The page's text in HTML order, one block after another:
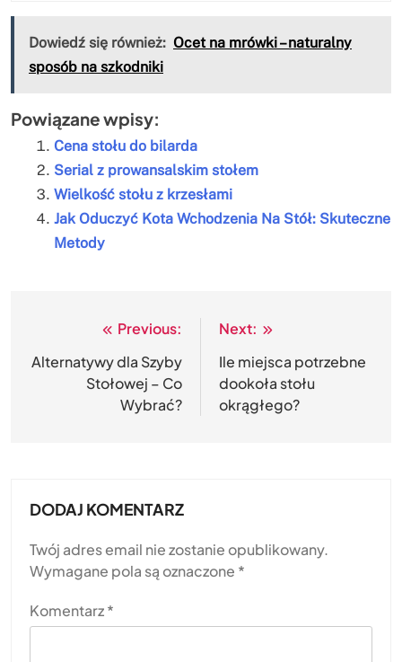
Dowiedź się również: Ocet na mrówki – naturalny
sposób na szkodniki
Powiązane wpisy:
Cena stołu do bilarda
Serial z prowansalskim stołem
Wielkość stołu z krzesłami
Jak Oduczyć Kota Wchodzenia Na Stół: Skuteczne
Metody
Nawigacja
wpisu
Previous:
Alternatywy dla Szyby
Stołowej – Co
Wybrać?
Next:
Ile miejsca potrzebne
dookoła stołu
okrągłego?
DODAJ KOMENTARZ
Twój adres email nie zostanie opublikowany.
Wymagane pola są oznaczone *
Komentarz*